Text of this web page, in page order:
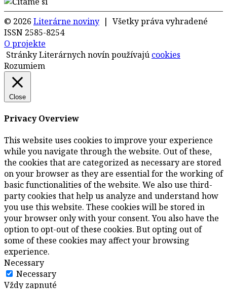
© 2026 Literárne noviny | Všetky práva vyhradené
ISSN 2585-8254
O projekte
Stránky Literárnych novín používajú cookies
Rozumiem
Close
Privacy Overview
This website uses cookies to improve your experience
while you navigate through the website. Out of these,
the cookies that are categorized as necessary are stored
on your browser as they are essential for the working of
basic functionalities of the website. We also use third-
party cookies that help us analyze and understand how
you use this website. These cookies will be stored in
your browser only with your consent. You also have the
option to opt-out of these cookies. But opting out of
some of these cookies may affect your browsing
experience.
Necessary
Necessary
Vždy zapnuté